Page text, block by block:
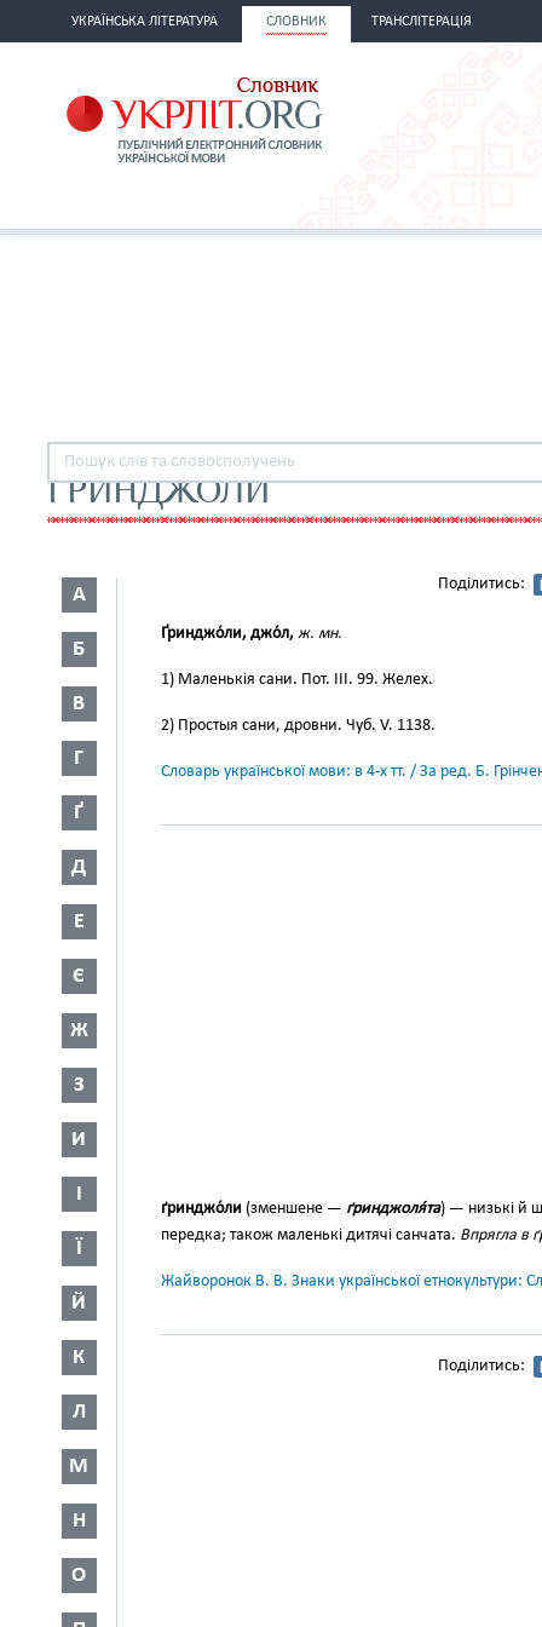
УКРАЇНСЬКА ЛІТЕРАТУРА СЛОВНИК ТРАНСЛІТЕРАЦІЯ
ҐРИНДЖОЛИ
А
Б
В
Г
Ґ
Д
Е
Є
Ж
З
И
І
Ї
Й
К
Л
М
Н
О
Поділитись:
Ґринджо́ли, джо́л, ж. мн.
1) Маленькія сани. Пот. III. 99. Желех.
2) Простыя сани, дровни. Чуб. V. 1138.
Словарь української мови: в 4-х тт. / За ред. Б.
ґринджо́ли (зменшене — ґрин­джоля́та) — низькі й
передка; також маленькі дитячі санчата. Впрягла в
Жайворонок В. В. Знаки української етнокультури:
Поділитись: